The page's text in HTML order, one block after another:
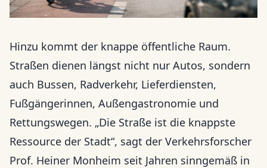
Hinzu kommt der knappe öffentliche Raum.
Straßen dienen längst nicht nur Autos, sondern
auch Bussen, Radverkehr, Lieferdiensten,
Fußgängerinnen, Außengastronomie und
Rettungswegen. „Die Straße ist die knappste
Ressource der Stadt“, sagt der Verkehrsforscher
Prof. Heiner Monheim seit Jahren sinngemäß in